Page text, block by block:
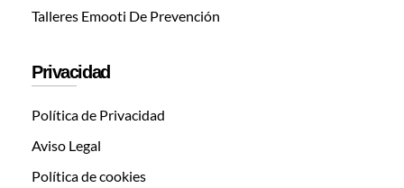
Talleres Emooti De Prevención
Privacidad
Política de Privacidad
Aviso Legal
Política de cookies